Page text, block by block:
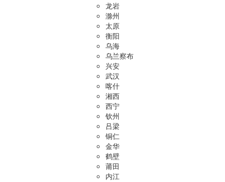
龙岩
滁州
太原
衡阳
乌海
乌兰察布
兴安
武汉
喀什
湘西
西宁
钦州
吕梁
铜仁
金华
鹤壁
莆田
内江